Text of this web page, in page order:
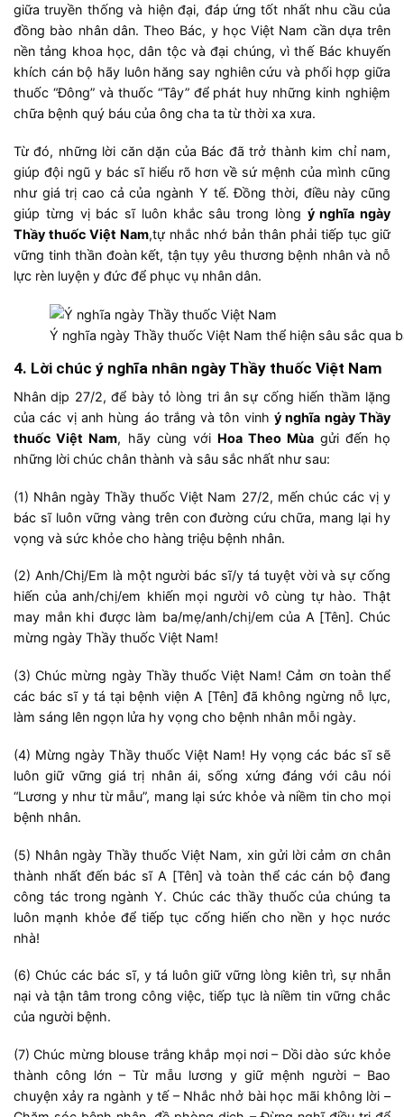
giữa truyền thống và hiện đại, đáp ứng tốt nhất nhu cầu của
đồng bào nhân dân. Theo Bác, y học Việt Nam cần dựa trên
nền tảng khoa học, dân tộc và đại chúng, vì thế Bác khuyến
khích cán bộ hãy luôn hăng say nghiên cứu và phối hợp giữa
thuốc “Đông” và thuốc “Tây” để phát huy những kinh nghiệm
chữa bệnh quý báu của ông cha ta từ thời xa xưa.
Từ đó, những lời căn dặn của Bác đã trở thành kim chỉ nam,
giúp đội ngũ y bác sĩ hiểu rõ hơn về sứ mệnh của mình cũng
như giá trị cao cả của ngành Y tế. Đồng thời, điều này cũng
giúp từng vị bác sĩ luôn khắc sâu trong lòng ý nghĩa ngày
Thầy thuốc Việt Nam,tự nhắc nhớ bản thân phải tiếp tục giữ
vững tinh thần đoàn kết, tận tụy yêu thương bệnh nhân và nỗ
lực rèn luyện y đức để phục vụ nhân dân.
Ý nghĩa ngày Thầy thuốc Việt Nam thể hiện sâu sắc qua
4. Lời chúc ý nghĩa nhân ngày Thầy thuốc Việt Nam
Nhân dịp 27/2, để bày tỏ lòng tri ân sự cống hiến thầm lặng
của các vị anh hùng áo trắng và tôn vinhý nghĩa ngày Thầy
thuốc Việt Nam, hãy cùng với Hoa Theo Mùa gửi đến họ
những lời chúc chân thành và sâu sắc nhất như sau:
(1) Nhân ngày Thầy thuốc Việt Nam 27/2, mến chúc các vị y
bác sĩ luôn vững vàng trên con đường cứu chữa, mang lại hy
vọng và sức khỏe cho hàng triệu bệnh nhân.
(2) Anh/Chị/Em là một người bác sĩ/y tá tuyệt vời và sự cống
hiến của anh/chị/em khiến mọi người vô cùng tự hào. Thật
may mắn khi được làm ba/mẹ/anh/chị/em của A [Tên]. Chúc
mừng ngày Thầy thuốc Việt Nam!
(3) Chúc mừng ngày Thầy thuốc Việt Nam! Cảm ơn toàn thể
các bác sĩ y tá tại bệnh viện A [Tên] đã không ngừng nỗ lực,
làm sáng lên ngọn lửa hy vọng cho bệnh nhân mỗi ngày.
(4) Mừng ngày Thầy thuốc Việt Nam! Hy vọng các bác sĩ sẽ
luôn giữ vững giá trị nhân ái, sống xứng đáng với câu nói
“Lương y như từ mẫu”, mang lại sức khỏe và niềm tin cho mọi
bệnh nhân.
(5) Nhân ngày Thầy thuốc Việt Nam, xin gửi lời cảm ơn chân
thành nhất đến bác sĩ A [Tên] và toàn thể các cán bộ đang
công tác trong ngành Y. Chúc các thầy thuốc của chúng ta
luôn mạnh khỏe để tiếp tục cống hiến cho nền y học nước
nhà!
(6) Chúc các bác sĩ, y tá luôn giữ vững lòng kiên trì, sự nhẫn
nại và tận tâm trong công việc, tiếp tục là niềm tin vững chắc
của người bệnh.
(7) Chúc mừng blouse trắng khắp mọi nơi – Dồi dào sức khỏe
thành công lớn – Từ mẫu lương y giữ mệnh người – Bao
chuyện xảy ra ngành y tế – Nhắc nhở bài học mãi không lời –